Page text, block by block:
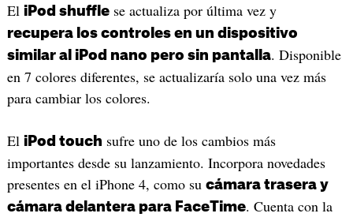
El iPod shufflese actualiza por última vez y
recupera los controles en un dispositivo
similar al iPod nano pero sin pantalla. Disponible
en 7 colores diferentes, se actualizaría solo una vez más
para cambiar los colores.
El iPod touch sufre uno de los cambios más
importantes desde su lanzamiento. Incorpora novedades
presentes en el iPhone 4, como su cámara trasera y
cámara delantera para FaceTime. Cuenta con la